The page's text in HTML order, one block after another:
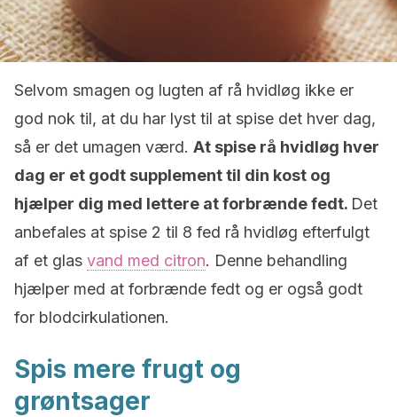
Selvom smagen og lugten af rå hvidløg ikke er
god nok til, at du har lyst til at spise det hver dag,
så er det umagen værd. At spise rå hvidløg hver
dag er et godt supplement til din kost og
hjælper dig med lettere at forbrænde fedt. Det
anbefales at spise 2 til 8 fed rå hvidløg efterfulgt
af et glas vand med citron. Denne behandling
hjælper med at forbrænde fedt og er også godt
for blodcirkulationen.
Spis mere frugt og
grøntsager